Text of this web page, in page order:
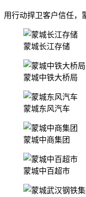
用行动捍卫客户信任，
蒙城长江存储
蒙城中铁大桥局
蒙城东风汽车
蒙城中商集团
蒙城中百超市